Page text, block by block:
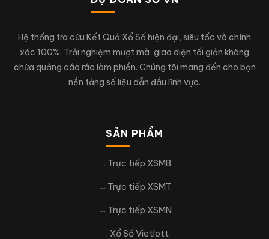
Hệ thống tra cứu Kết Quả Xổ Số hiện đại, siêu tốc và chính
xác 100%. Trải nghiệm mượt mà, giao diện tối giản không
chứa quảng cáo rác làm phiền. Chúng tôi mang đến cho bạn
nền tảng số liệu dẫn đầu lĩnh vực.
SẢN PHẨM
Trực tiếp XSMB
Trực tiếp XSMT
Trực tiếp XSMN
Xổ Số Vietlott